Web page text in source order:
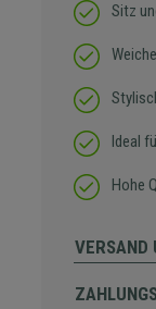
Sitz
Ideal
Hohe
VERSAND